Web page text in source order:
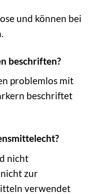
und können bei
beschriften?
problemlos mit
beschriftet
nicht
zur
verwendet